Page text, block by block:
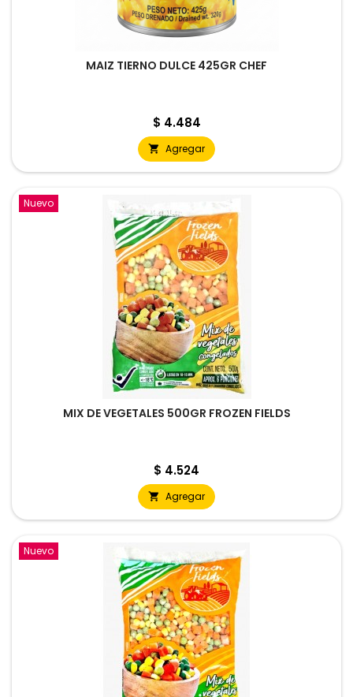
MAIZ TIERNO DULCE 425GR CHEF
Precio
$ 4.484
 Agregar
Nuevo
MIX DE VEGETALES 500GR FROZEN FIELDS
Precio
$ 4.524
 Agregar
Nuevo